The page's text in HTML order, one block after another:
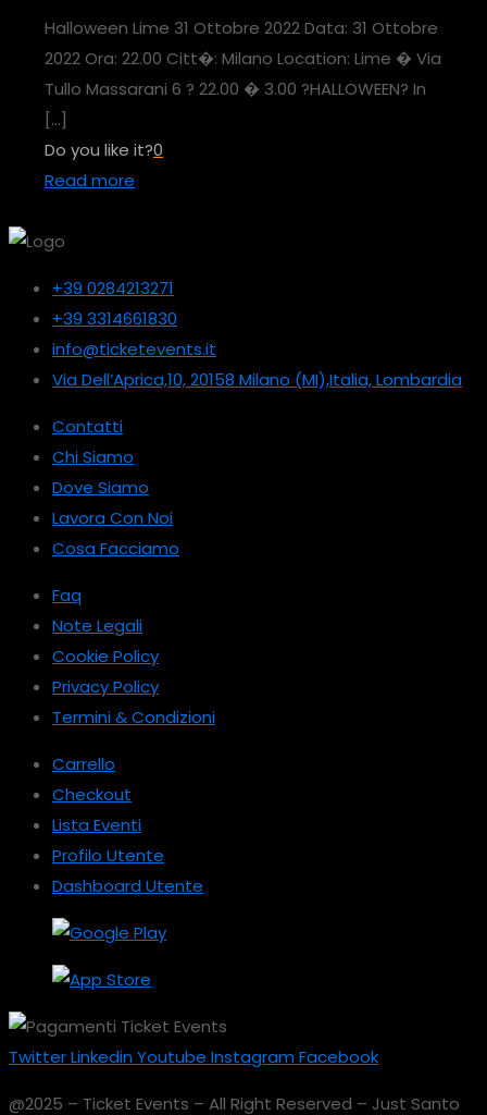
Halloween Lime 31 Ottobre 2022 Data: 31 Ottobre
2022 Ora: 22.00 Citt�: Milano Location: Lime � Via
Tullo Massarani 6 ? 22.00 � 3.00 ?HALLOWEEN? In
[…]
Do you like it?0
Read more
+39 0284213271
+39 3314661830
info@ticketevents.it
Via Dell’Aprica,10, 20158 Milano (MI),Italia, Lombardia
Contatti
Chi Siamo
Dove Siamo
Lavora Con Noi
Cosa Facciamo
Faq
Note Legali
Cookie Policy
Privacy Policy
Termini & Condizioni
Carrello
Checkout
Lista Eventi
Profilo Utente
Dashboard Utente
TwitterLinkedin Youtube Instagram Facebook
@2025 – Ticket Events – All Right Reserved – Just Santo